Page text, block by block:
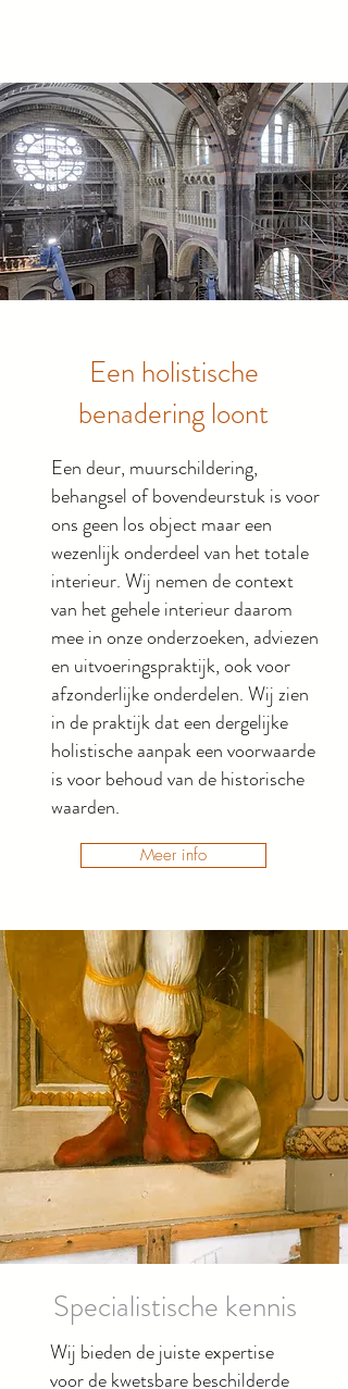
Een holistische
benadering loont
Een deur, muurschildering,
behangsel of bovendeurstuk is voor
ons geen los object maar een
wezenlijk onderdeel van het totale
interieur. Wij nemen de context
van het gehele interieur daarom
mee in onze onderzoeken, adviezen
en uitvoeringspraktijk, ook voor
afzonderlijke onderdelen. Wij zien
in de praktijk dat een dergelijke
holistische aanpak een voorwaarde
is voor behoud van de historische
waarden.
Meer info
Specialistische kennis
Wij bieden de juiste expertise
voor de kwetsbare beschilderde